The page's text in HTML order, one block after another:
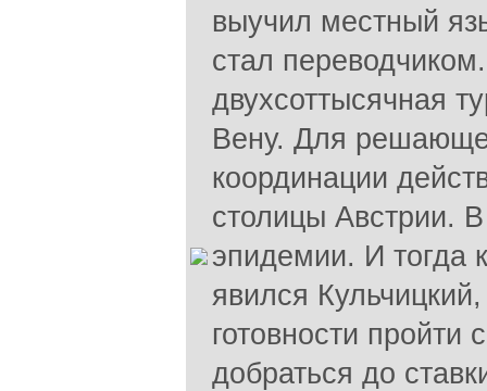
выучил местный
стал
двухсоттысячная
Вену. Для
координации
столицы Австрии.
эпидемии. И тогда
явился
готовности пройти
добраться до